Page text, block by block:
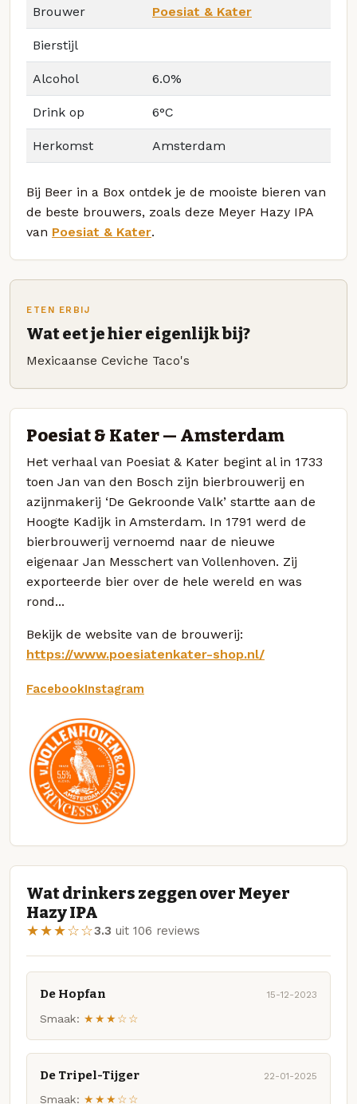
Brouwer Poesiat & Kater
Bierstijl
Alcohol 6.0%
Drink op 6°C
Herkomst Amsterdam
Bij Beer in a Box ontdek je de mooiste bieren van
de beste brouwers, zoals deze Meyer Hazy IPA
van Poesiat & Kater.
ETEN ERBIJ
Wat eet je hier eigenlijk bij?
Mexicaanse Ceviche Taco's
Poesiat & Kater — Amsterdam
Het verhaal van Poesiat & Kater begint al in 1733
toen Jan van den Bosch zijn bierbrouwerij en
azijnmakerij ‘De Gekroonde Valk’ startte aan de
Hoogte Kadijk in Amsterdam. In 1791 werd de
bierbrouwerij vernoemd naar de nieuwe
eigenaar Jan Messchert van Vollenhoven. Zij
exporteerde bier over de hele wereld en was
rond...
Bekijk de website van de brouwerij:
https://www.poesiatenkater-shop.nl/
FacebookInstagram
Wat drinkers zeggen over Meyer
Hazy IPA
★★★☆☆3.3 uit 106 reviews
De Hopfan 15-12-2023
Smaak: ★★★☆☆
De Tripel-Tijger 22-01-2025
Smaak: ★★★☆☆